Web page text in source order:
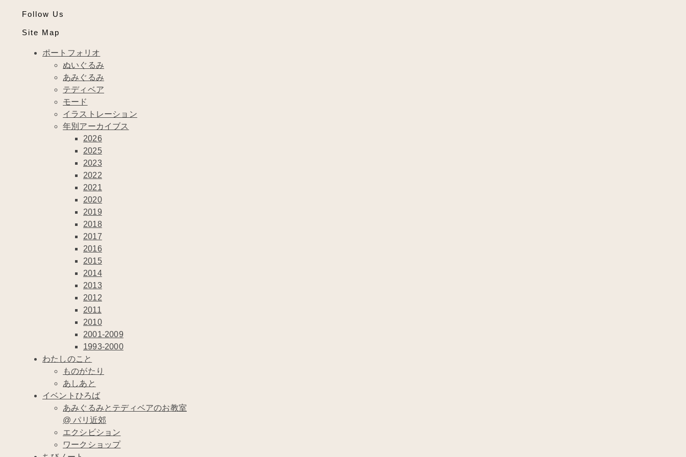
Follow Us
Site Map
ポートフォリオ
ぬいぐるみ
あみぐるみ
テディベア
モード
イラストレーション
年別アーカイブス
2026
2025
2023
2022
2021
2020
2019
2018
2017
2016
2015
2014
2013
2012
2011
2010
2001-2009
1993-2000
わたしのこと
ものがたり
あしあと
イベントひろば
あみぐるみとテディベアのお教室
@ パリ近郊
エクシビション
ワークショップ